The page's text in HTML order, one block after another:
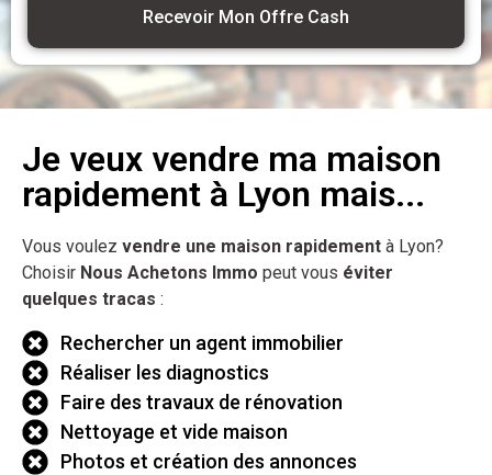
Recevoir Mon Offre Cash
Je veux vendre ma maison
rapidement à Lyon mais...
Vous voulez vendre une maison rapidement à Lyon?
Choisir Nous Achetons Immo peut vous éviter
quelques tracas :
Rechercher un agent immobilier
Réaliser les diagnostics
Faire des travaux de rénovation
Nettoyage et vide maison
Photos et création des annonces